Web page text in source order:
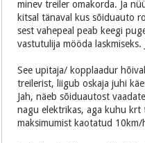
minev treiler omakorda. Ja
kitsal tänaval kus sõiduauto
sest vahepeal peab keegi
vastutulija mööda laskmiseks.
See upitaja/ kopplaadur
treilerist, liigub oskaja juhi
Jah, näeb sõiduautost
nagu elektrikas, aga kuhu krt
maksimumist kaotatud